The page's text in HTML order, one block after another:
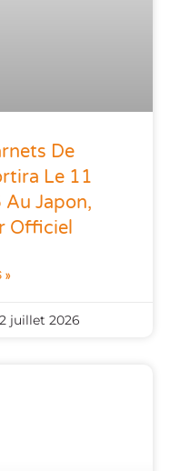
De
Le 11
Japon,
Officiel
»
2 juillet 2026